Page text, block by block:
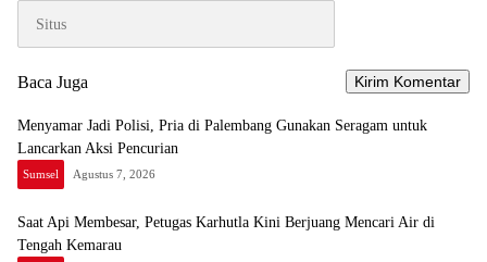
Baca Juga
Menyamar Jadi Polisi, Pria di Palembang Gunakan Seragam untuk
Lancarkan Aksi Pencurian
Sumsel Agustus 7, 2026
Saat Api Membesar, Petugas Karhutla Kini Berjuang Mencari Air di
Tengah Kemarau